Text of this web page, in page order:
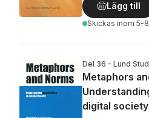
Lägg till
Skickas inom 5-
Del 36 - Lund
Metaphors
digital society